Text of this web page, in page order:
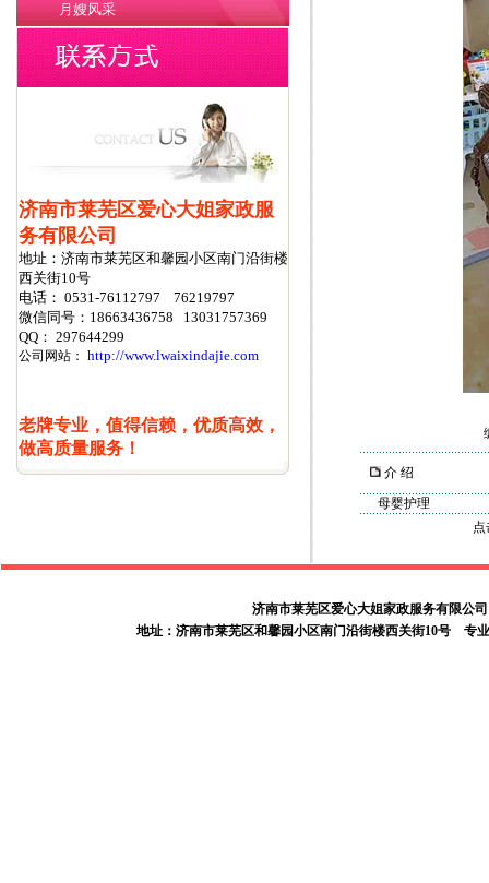
月嫂风采
济南市莱芜区爱心大姐家政服
务有限公司
地址：济南市莱芜区和馨园小区南门沿街楼
西关街10号
电话： 0531-76112797 76219797
微信同号：18663436758 13031757369
QQ： 297644299
公司网站： http://www.lwaixindajie.com
老牌专业，值得信赖，优质高效，
做高质量服务！
介 绍
母婴护理
点
济南市莱芜区爱心大姐家政服务有限公
地址：济南市莱芜区和馨园小区南门沿街楼西关街10号 专